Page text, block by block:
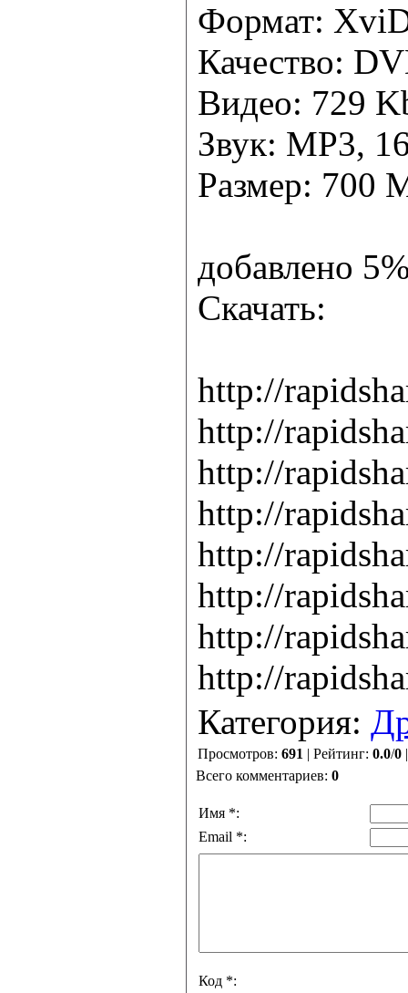
Формат:
Качество:
Видео: 729
Звук: MP3,
Размер: 700
добавлено
Скачать:
http://
http://
http://
http://
http://
http://
http://
http://
Категория:
Просмотров: 691 | Рейтинг: 0.0/0
Всего комментариев: 0
Имя *:
Email *:
Код *: